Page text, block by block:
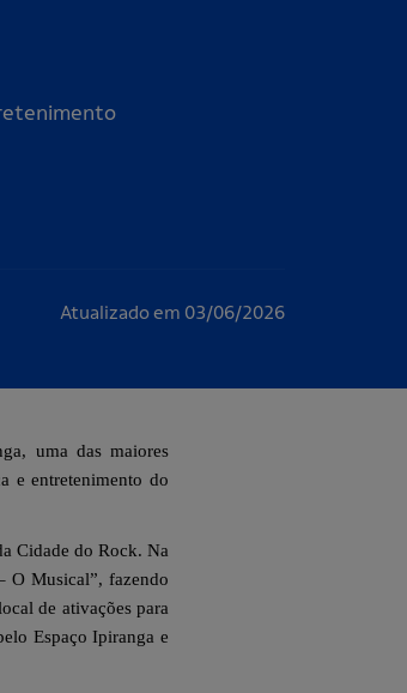
Atualizado em 03/06/2026
uma das maiores
e entretenimento do
Cidade do Rock. Na
O Musical”, fazendo
de ativações para
Espaço Ipiranga e